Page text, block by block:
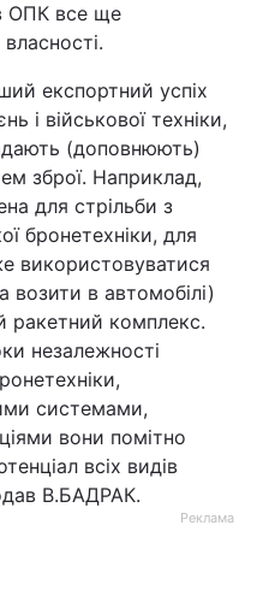
ОПК все ще
експортний успіх
і військової техніки,
(доповнюють)
зброї. Наприклад,
для стрільби з
бронетехніки, для
використовуватися
в автомобілі)
ракетний комплекс.
незалежності
системами,
вони помітно
всіх видів
В.БАДРАК.
Реклама